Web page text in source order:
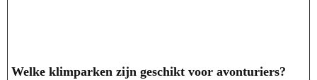
Welke klimparken zijn geschikt voor avonturiers?